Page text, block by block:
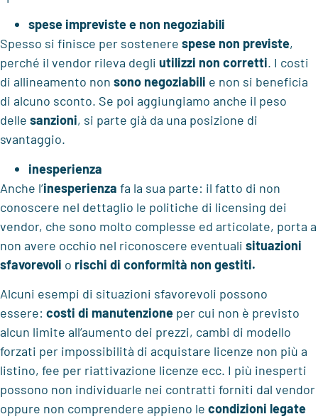
spese impreviste e non negoziabili
Spesso si finisce per sostenere spese non previste,
perché il vendor rileva degli utilizzi non corretti. I costi
di allineamento non sono negoziabili e non si beneficia
di alcuno sconto. Se poi aggiungiamo anche il peso
delle sanzioni, si parte già da una posizione di
svantaggio.
inesperienza
Anche l’inesperienza fa la sua parte: il fatto di non
conoscere nel dettaglio le politiche di licensing dei
vendor, che sono molto complesse ed articolate, porta a
non avere occhio nel riconoscere eventuali situazioni
sfavorevoli o rischi di conformità non gestiti.
Alcuni esempi di situazioni sfavorevoli possono
essere: costi di manutenzione per cui non è previsto
alcun limite all’aumento dei prezzi, cambi di modello
forzati per impossibilità di acquistare licenze non più a
listino, fee per riattivazione licenze ecc. I più inesperti
possono non individuarle nei contratti forniti dal vendor
oppure non comprendere appieno le condizioni legate